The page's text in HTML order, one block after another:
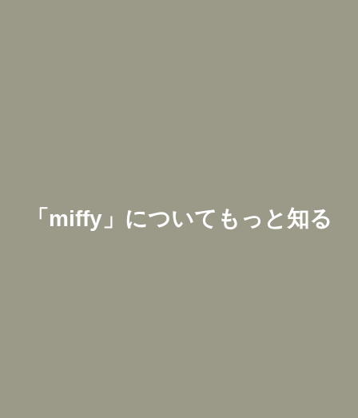
「 miffy」についてもっと知る